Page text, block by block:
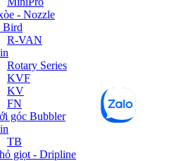
- Nozzle
Bird
R-VAN
Rotary Series
KVF
KV
FN
góc Bubbler
TB
giọt - Dripline